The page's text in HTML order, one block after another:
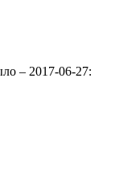
– 2017-06-27: